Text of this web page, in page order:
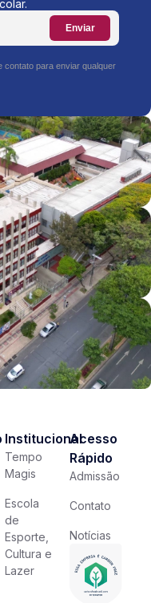
Enviar
contato para enviar qualquer
Institucional
Tempo
Magis
Escola
de
Esporte,
Cultura e
Lazer
Acesso
Rápido
Admissão
Contato
Notícias